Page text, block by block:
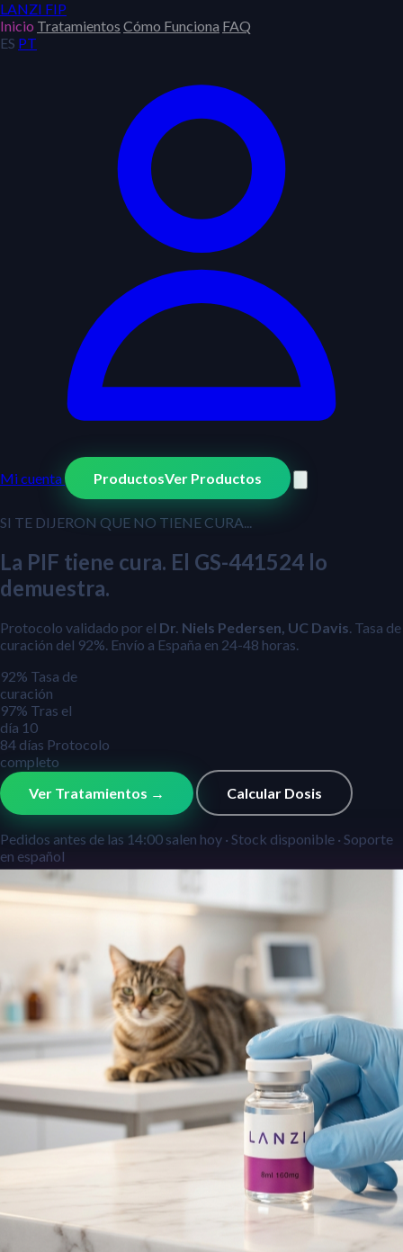
LANZI FIP
Inicio Tratamientos Cómo Funciona FAQ
ES PT
Mi cuenta ProductosVer Productos
SI TE DIJERON QUE NO TIENE CURA...
La PIF tiene cura. El GS-441524 lo
demuestra.
Protocolo validado por el Dr. Niels Pedersen, UC Davis. Tasa de
curación del 92%. Envío a España en 24-48 horas.
92% Tasa de
curación
97% Tras el
día 10
84 días Protocolo
completo
Ver Tratamientos →
Calcular Dosis
Pedidos antes de las 14:00 salen hoy · Stock disponible · Soporte
en español